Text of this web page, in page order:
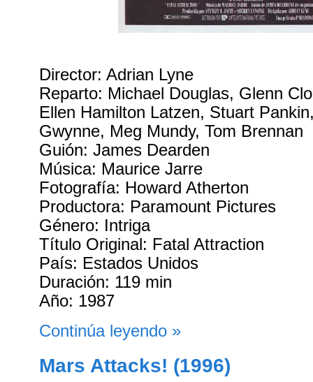
Director: Adrian Lyne
Reparto: Michael Douglas, Glenn
Ellen Hamilton Latzen, Stuart
Gwynne, Meg Mundy, Tom Brennan
Guión: James Dearden
Música: Maurice Jarre
Fotografía: Howard Atherton
Productora: Paramount Pictures
Género: Intriga
Título Original: Fatal Attraction
País: Estados Unidos
Duración: 119 min
Año: 1987
Continúa leyendo »
Mars Attacks! (1996)